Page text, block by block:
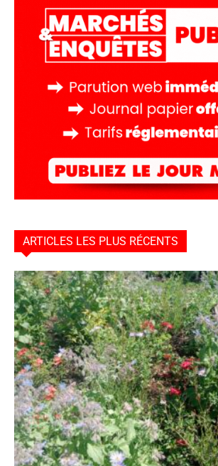
ARTICLES LES PLUS RÉCENTS